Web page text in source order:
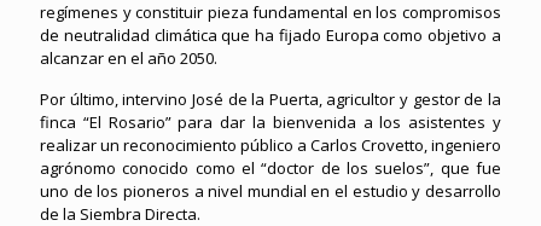
regímenes y constituir pieza fundamental en los compromisos
de neutralidad climática que ha fijado Europa como objetivo a
alcanzar en el año 2050.
Por último, intervino José de la Puerta, agricultor y gestor de la
finca “El Rosario” para dar la bienvenida a los asistentes y
realizar un reconocimiento público a Carlos Crovetto, ingeniero
agrónomo conocido como el “doctor de los suelos”, que fue
uno de los pioneros a nivel mundial en el estudio y desarrollo
de la Siembra Directa.